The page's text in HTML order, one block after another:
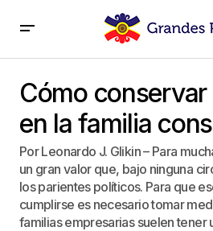
consanguínea
Cómo conservar
en la familia
Por Leonardo J. Glikin – Para
un gran valor que, bajo ninguna
los parientes políticos. Para que
cumplirse es necesario tomar
familias empresarias suelen tener